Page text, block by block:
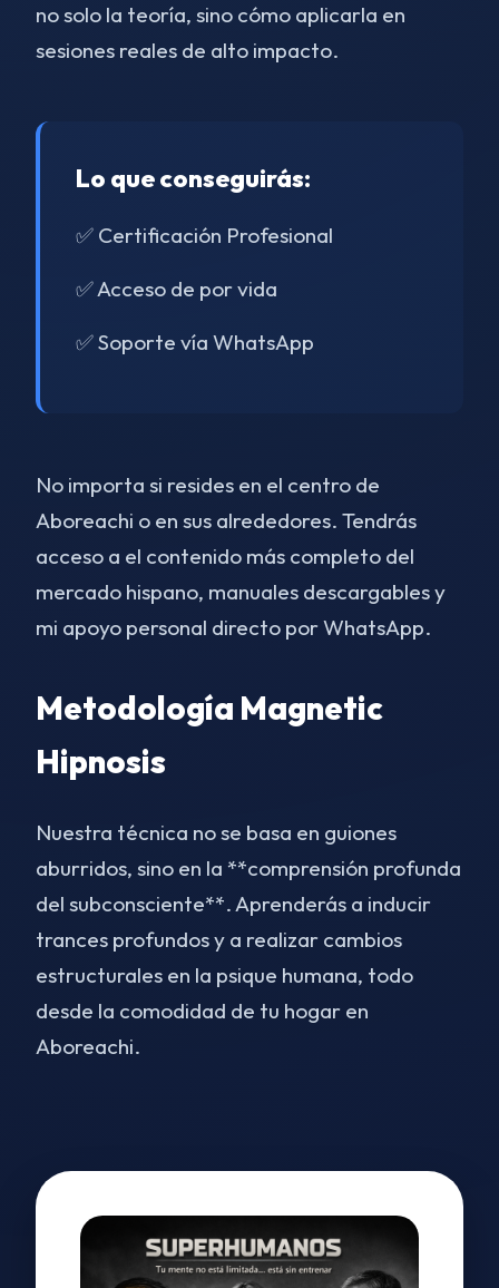
no solo la teoría, sino cómo aplicarla en
sesiones reales de alto impacto.
Lo que conseguirás:
✅ Certificación Profesional
✅ Acceso de por vida
✅ Soporte vía WhatsApp
No importa si resides en el centro de
Aboreachi o en sus alrededores. Tendrás
acceso a el contenido más completo del
mercado hispano, manuales descargables y
mi apoyo personal directo por WhatsApp.
Metodología Magnetic
Hipnosis
Nuestra técnica no se basa en guiones
aburridos, sino en la **comprensión profunda
del subconsciente**. Aprenderás a inducir
trances profundos y a realizar cambios
estructurales en la psique humana, todo
desde la comodidad de tu hogar en
Aboreachi.